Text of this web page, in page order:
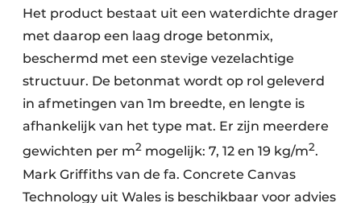
Het product bestaat uit een waterdichte drager
met daarop een laag droge betonmix,
beschermd met een stevige vezelachtige
structuur. De betonmat wordt op rol geleverd
in afmetingen van 1m breedte, en lengte is
afhankelijk van het type mat. Er zijn meerdere
gewichten per m2 mogelijk: 7, 12 en 19 kg/m2.
Mark Griffiths van de fa. Concrete Canvas
Technology uit Wales is beschikbaar voor advies